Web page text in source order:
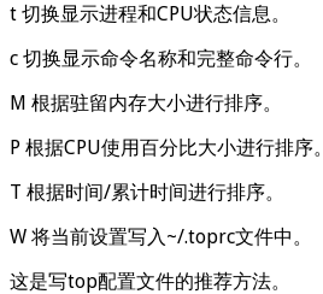
t 切换显示进程和CPU状态信息。
c 切换显示命令名称和完整命令行。
M 根据驻留内存大小进行排序。
P 根据CPU使用百分比大小进行排序。
T 根据时间/累计时间进行排序。
W 将当前设置写入~/.toprc文件中。
这是写top配置文件的推荐方法。